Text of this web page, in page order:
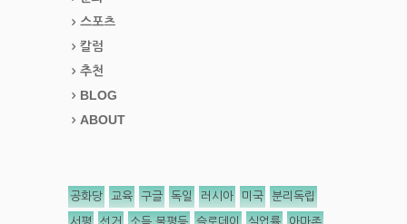
스포츠
칼럼
추천
BLOG
ABOUT
공화당 교육 구글 독일 러시아 미국 분리독립